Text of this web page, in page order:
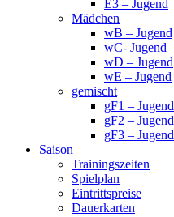
E3 – Jugend
Mädchen
wB – Jugend
wC- Jugend
wD – Jugend
wE – Jugend
gemischt
gF1 – Jugend
gF2 – Jugend
gF3 – Jugend
Saison
Trainingszeiten
Spielplan
Eintrittspreise
Dauerkarten